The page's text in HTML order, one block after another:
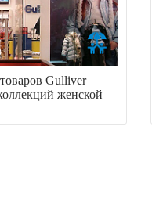
Gulliver
женской